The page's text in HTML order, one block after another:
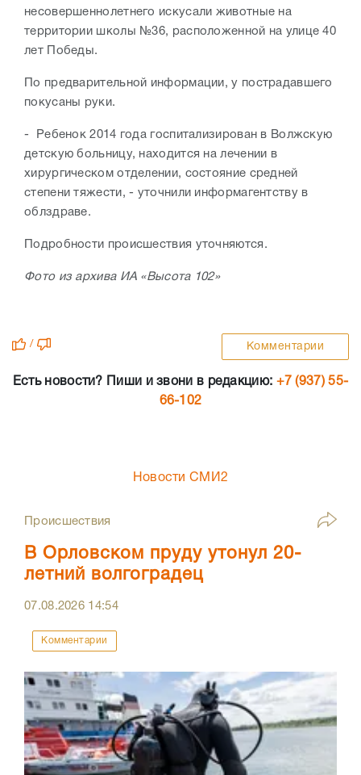
несовершеннолетнего искусали животные на
территории школы №36, расположенной на улице 40
лет Победы.
По предварительной информации, у пострадавшего
покусаны руки.
- Ребенок 2014 года госпитализирован в Волжскую
детскую больницу, находится на лечении в
хирургическом отделении, состояние средней
степени тяжести, - уточнили информагентству в
облздраве.
Подробности происшествия уточняются.
Фото из архива ИА «Высота 102»
/ Комментарии
Есть новости? Пиши и звони в редакцию: +7 (937) 55-
66-102
Новости СМИ2
Происшествия
В Орловском пруду утонул 20-
летний волгоградец
07.08.2026 14:54
Комментарии